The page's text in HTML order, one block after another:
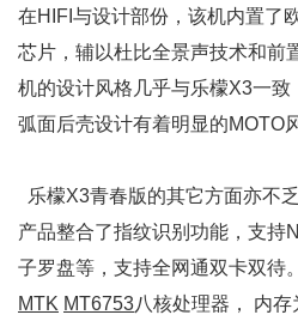
在HIFI与设计部份，该机内置了
芯片，辅以杜比全景声技术和前
机的设计风格几乎与乐檬X3一
弧面后壳设计有着明显的MOTO
乐檬X3青春版的其它方面亦不
产品整合了指纹识别功能，支持
子罗盘等，支持全网通双卡双待
MTK MT6753八核处理器， 内